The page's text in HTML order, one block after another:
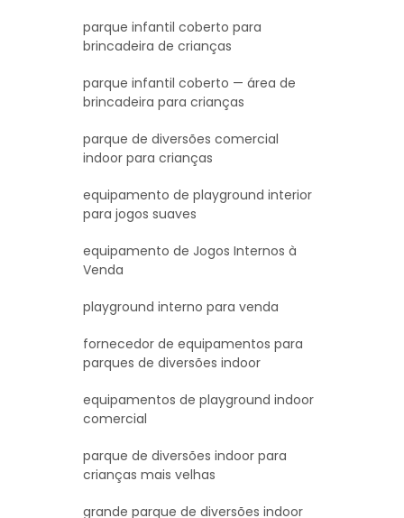
parque infantil coberto para
brincadeira de crianças
parque infantil coberto — área de
brincadeira para crianças
parque de diversões comercial
indoor para crianças
equipamento de playground interior
para jogos suaves
equipamento de Jogos Internos à
Venda
playground interno para venda
fornecedor de equipamentos para
parques de diversões indoor
equipamentos de playground indoor
comercial
parque de diversões indoor para
crianças mais velhas
grande parque de diversões indoor